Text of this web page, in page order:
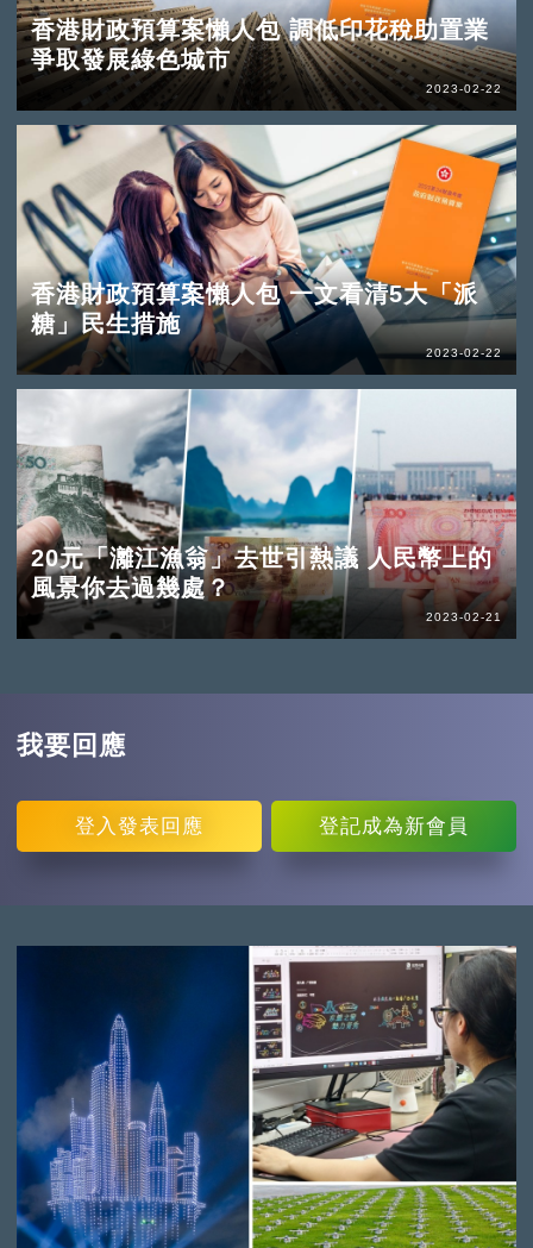
香港財政預算案懶人包 調低印花稅助置業
爭取發展綠色城市
2023-02-22
香港財政預算案懶人包 一文看清5大「派
糖」民生措施
2023-02-22
20元「灕江漁翁」去世引熱議 人民幣上的
風景你去過幾處？
2023-02-21
我要回應
登入 發表回應 登記成為新會員